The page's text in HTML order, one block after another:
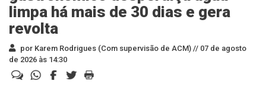
limpa há mais de 30 dias e gera
revolta
por Karem Rodrigues (Com supervisão de ACM) // 07 de agosto
de 2026 às 14:30